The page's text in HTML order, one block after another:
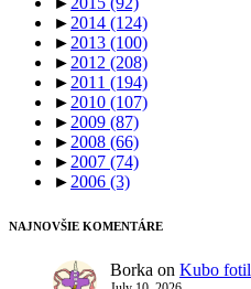
► 2014 (124)
► 2013 (100)
► 2012 (208)
► 2011 (194)
► 2010 (107)
► 2009 (87)
► 2008 (66)
► 2007 (74)
► 2006 (3)
NAJNOVŠIE KOMENTÁRE
Borka on Kubo fotil